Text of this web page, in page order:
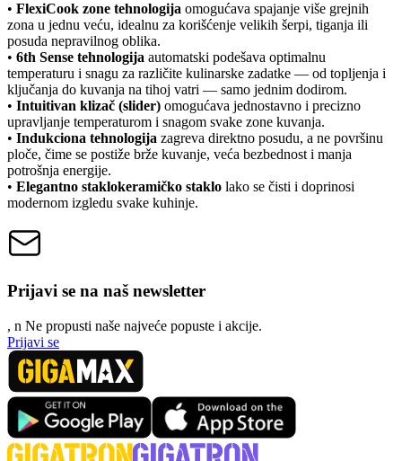
• FlexiCook zone tehnologija omogućava spajanje više grejnih
zona u jednu veću, idealnu za korišćenje velikih šerpi, tiganja ili
posuda nepravilnog oblika.
• 6th Sense tehnologija automatski podešava optimalnu
temperaturu i snagu za različite kulinarske zadatke — od topljenja i
ključanja do kuvanja na tihoj vatri — samo jednim dodirom.
• Intuitivan klizač (slider) omogućava jednostavno i precizno
upravljanje temperaturom i snagom svake zone kuvanja.
• Indukciona tehnologija zagreva direktno posudu, a ne površinu
ploče, čime se postiže brže kuvanje, veća bezbednost i manja
potrošnja energije.
• Elegantno staklokeramičko staklo lako se čisti i doprinosi
modernom izgledu svake kuhinje.
Prijavi se na naš newsletter
, n Ne propusti naše najveće popuste i akcije.
Prijavi se